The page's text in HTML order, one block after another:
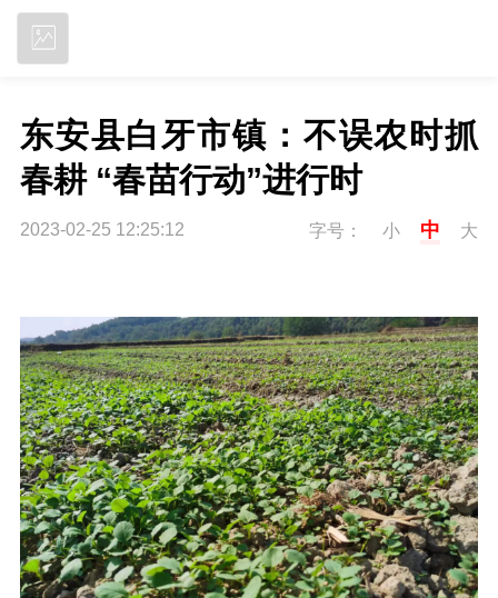
东安县白牙市镇：不误农时抓
春耕 “春苗行动”进行时
2023-02-25 12:25:12 字号： 小 中 大